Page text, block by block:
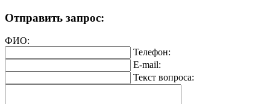
Отправить запрос:
ФИО:
Телефон:
E-mail:
Текст вопроса: